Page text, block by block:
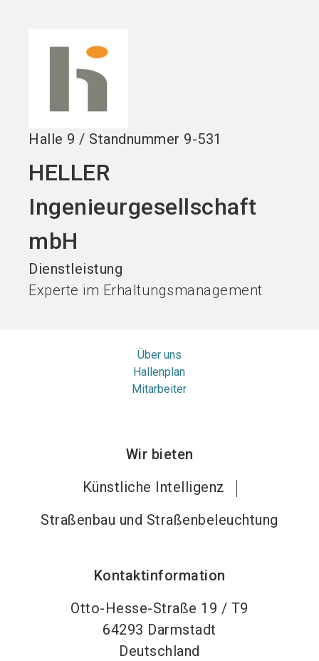
Halle 9 / Standnummer 9-531
HELLER
Ingenieurgesellschaft
mbH
Dienstleistung
Experte im Erhaltungsmanagement
Über uns
Hallenplan
Mitarbeiter
Wir bieten
Künstliche Intelligenz
Straßenbau und Straßenbeleuchtung
Kontaktinformation
Otto-Hesse-Straße 19 / T9
64293 Darmstadt
Deutschland